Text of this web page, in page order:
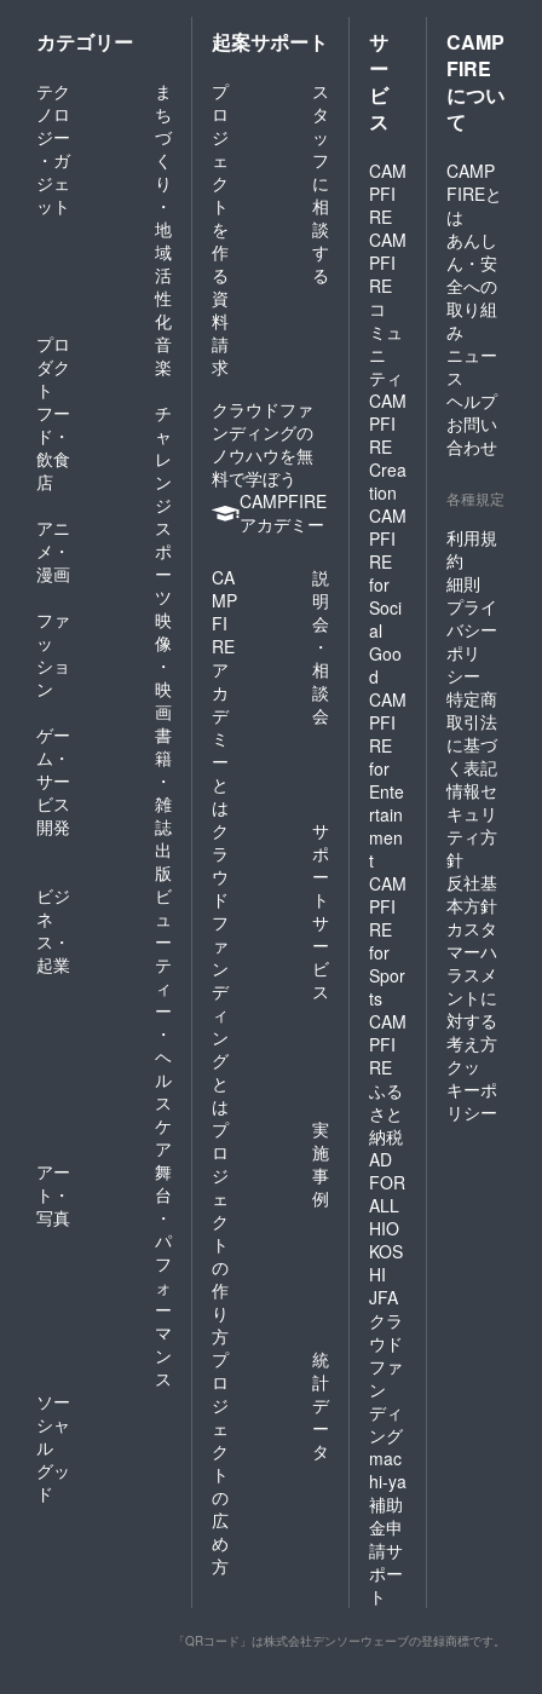
望」と
記入し
てくだ
さい。
HP掲載
https://
project.
com/cs
r#sec0
4 年次
報告書
例（昨
年のも
の）
https://
morino
project.
com/wp
/wp-
content
/theme
s/gfw/i
about/r
️・お礼
のメー
ル ️・年
次報告
書送付
（メー
ル）※1
️・寄付
受領
書 ※2
※1）
2024年
12月末
までに
メール
で差し
上げま
す。
※2）寄
付の受
領日：
CAMPF
IREから
実行者
に入金
された
日とな
す。／
受領書
の発送
慮した
季節）
［植樹
人数と
本数の
目安］
上限数
加、300
本ま
で。
（参加
人数×苗
木10本
程度の
植樹が
目安）
※スタッ
フ2名が
植え方
をレク
チャー
しま
す。 ※
画まで
宿泊費
はご自
身でご
負担く
い。 ️・
お礼の
メール
️・年次
報告書
送付
（メー
ル）※1
️・寄付
受領
書 ※2
※1）
2024年
12月末
までに
メール
で差し
上げま
す。
※2）寄
付の受
領日：
CAMPF
IREから
実行者
に入金
カテゴリー
テク
ノロ
ジー
・ガ
ジェ
ット
ま
ち
づ
く
り
・
地
域
活
性
化
プロ
ダク
ト
音
楽
フー
ド・
飲食
店
チ
ャ
レ
ン
ジ
アニ
メ・
漫画
ス
ポ
ー
ツ
ファ
ッ
ショ
ン
映
像
・
映
画
ゲー
ム・
サー
ビス
開発
書
籍
・
雑
誌
出
版
ビジ
ネ
ス・
起業
ビ
ュ
ー
テ
ィ
ー
・
ヘ
ル
ス
ケ
ア
アー
ト・
写真
舞
台
・
パ
フ
ォ
ー
マ
ン
ス
ソー
シャ
ル
グッ
ド
起案サポート
プ
ロ
ジ
ェ
ク
ト
を
作
る
ス
タ
ッ
フ
に
相
談
す
る
資
料
請
求
クラウドファ
ンディングの
ノウハウを無
料で学ぼう
CAMPFIRE
アカデミー
CA
MP
FI
RE
ア
カ
デ
ミ
ー
と
は
説
明
会
・
相
談
会
ク
ラ
ウ
ド
フ
ァ
ン
デ
ィ
ン
グ
と
は
サ
ポ
ー
ト
サ
ー
ビ
ス
プ
ロ
ジ
ェ
ク
ト
の
作
り
方
実
施
事
例
プ
ロ
ジ
ェ
ク
ト
の
広
め
方
統
計
デ
ー
タ
サ
ー
ビ
ス
CAM
PFI
RE
CAM
PFI
RE
コ
ミュ
ニ
ティ
CAM
PFI
RE
Crea
tion
CAM
PFI
RE
for
Soci
al
Goo
d
CAM
PFI
RE
for
Ente
rtain
men
t
CAM
PFI
RE
for
Spor
ts
CAM
PFI
RE
ふる
さと
納税
AD
FOR
ALL
HIO
KOS
HI
JFA
クラ
ウド
ファ
ン
ディ
ング
mac
hi-ya
補助
金申
請サ
ポー
ト
CAMP
FIRE
につい
て
CAMP
FIREと
は
あんし
ん・安
全への
取り組
み
ニュー
ス
ヘルプ
お問い
合わせ
各種規定
利用規
約
細則
プライ
バシー
ポリ
シー
特定商
取引法
に基づ
く表記
情報セ
キュリ
ティ方
針
反社基
本方針
カスタ
マーハ
ラスメ
ントに
対する
考え方
クッ
キーポ
リシー
「QRコード」は株式会社デンソーウェーブの登録商標です。